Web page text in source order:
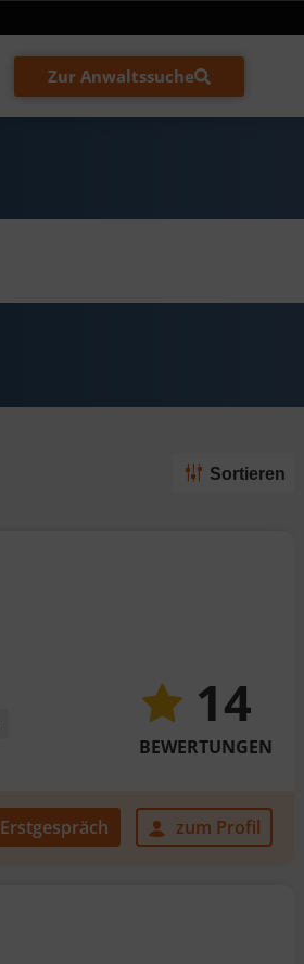
Zur Anwaltssuche
Sortieren
14
BEWERTUNGEN
Erstgespräch zum Profil